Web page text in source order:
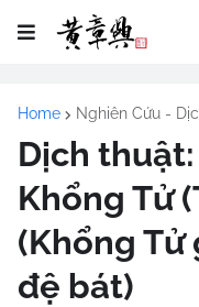
Home Nghiên Cứu -
Dịch
Khổng Tử
(Khổng Tử
đệ bát)